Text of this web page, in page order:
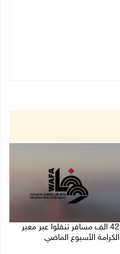
42 الف مسافر تنقلوا عبر معبر
الكرامة الأسبوع الماضي